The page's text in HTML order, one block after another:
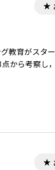
教育がスタ
から考察し